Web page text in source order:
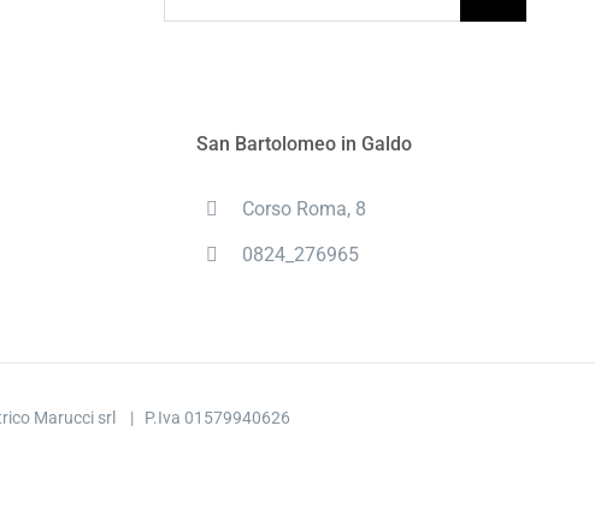
San Bartolomeo in Galdo
Corso Roma, 8
0824_276965
Marucci srl | P.Iva 01579940626